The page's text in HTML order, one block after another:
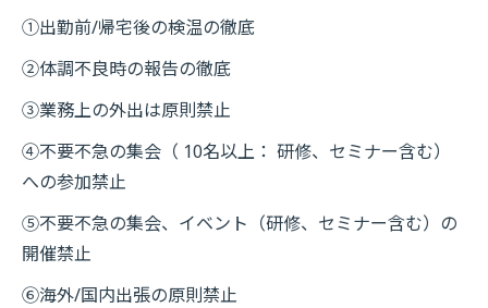
①出勤前/帰宅後の検温の徹底
②体調不良時の報告の徹底
③業務上の外出は原則禁止
④不要不急の集会（ 10名以上： 研修、セミナー含む）
への参加禁止
⑤不要不急の集会、イベント（研修、セミナー含む）の
開催禁止
⑥海外/国内出張の原則禁止